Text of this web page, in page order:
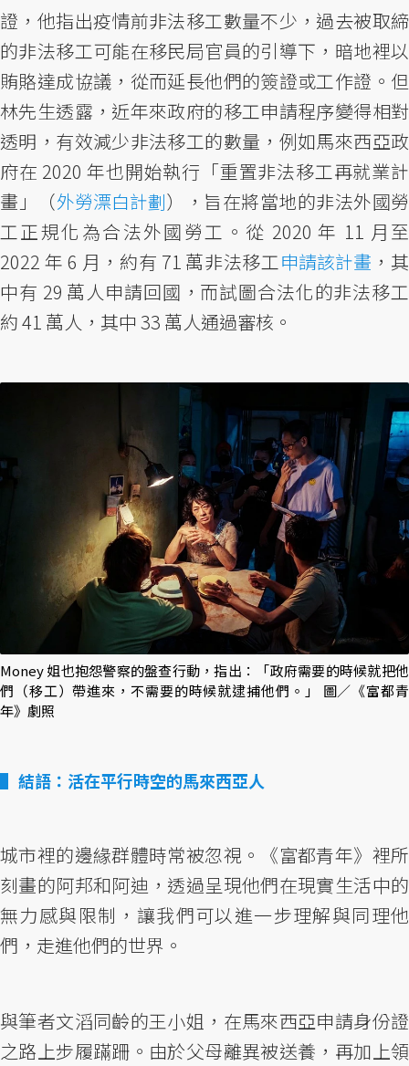
證，他指出疫情前非法移工數量不少，過去被取締
的非法移工可能在移民局官員的引導下，暗地裡以
賄賂達成協議，從而延長他們的簽證或工作證。但
林先生透露，近年來政府的移工申請程序變得相對
透明，有效減少非法移工的數量，例如馬來西亞政
府在 2020 年也開始執行「重置非法移工再就業計
畫」（外勞漂白計劃），旨在將當地的非法外國勞
工正規化為合法外國勞工。從 2020 年 11 月至
2022 年 6 月，約有 71 萬非法移工申請該計畫 ，其
中有 29 萬人申請回國，而試圖合法化的非法移工
約 41 萬人，其中 33 萬人通過審核。
Money 姐也抱怨警察的盤查行動，指出：「政府需要的時候就把他
們（移工）帶進來，不需要的時候就逮捕他們。」 圖／《富都青
年》劇照
結語：活在平行時空的馬來西亞人
城市裡的邊緣群體時常被忽視。《富都青年》裡所
刻畫的阿邦和阿迪，透過呈現他們在現實生活中的
無力感與限制，讓我們可以進一步理解與同理他
們，走進他們的世界。
與筆者文滔同齡的王小姐，在馬來西亞申請身份證
之路上步履蹣跚。由於父母離異被送養，再加上領